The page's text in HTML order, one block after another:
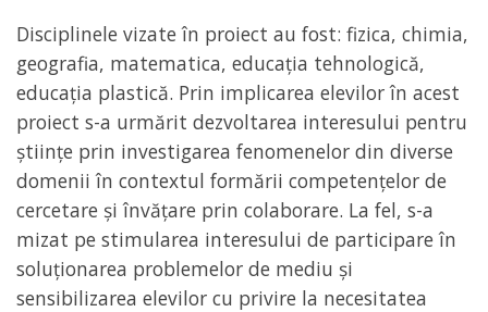
Disciplinele vizate în proiect au fost: fizica, chimia,
geografia, matematica, educația tehnologică,
educația plastică. Prin implicarea elevilor în acest
proiect s-a urmărit dezvoltarea interesului pentru
științe prin investigarea fenomenelor din diverse
domenii în contextul formării competențelor de
cercetare și învățare prin colaborare. La fel, s-a
mizat pe stimularea interesului de participare în
soluționarea problemelor de mediu și
sensibilizarea elevilor cu privire la necesitatea